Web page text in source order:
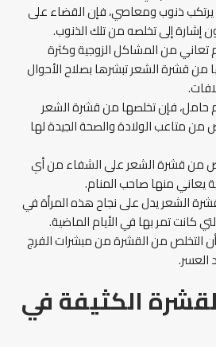
ذنوب ومعاصي، فإن القضاء على
إشارة إلى تخلصه من تلك الذنوب.
تعاني من المشاكل الزوجية وكثرة
من قشرة الشعر تبشرها بصلاح الأحوال
حامل، فإن تخلصها من قشرة الشعر
من متاعب الولادة والصحة الجيدة لها
من قشرة الشعر على الشفاء من أي
منها صاحب المنام.
الشعر يدل على نجاح هذه المرأة في
كانت تمر بها في الأيام الماضية.
التخلص من القشرة من مبشرات الفرج
العسر.
الكثيفة في